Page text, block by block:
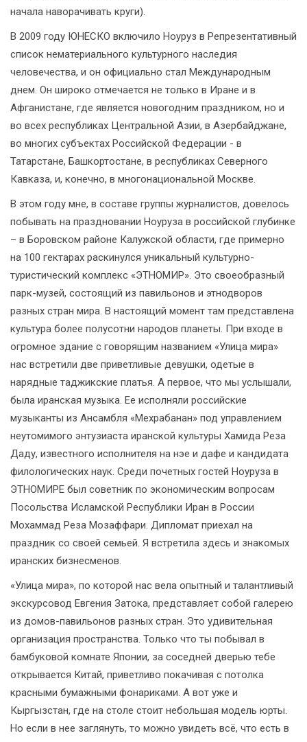
начала наворачивать круги).
В 2009 году ЮНЕСКО включило Ноуруз в Репрезентативный
список нематериального культурного наследия
человечества, и он официально стал Международным
днем. Он широко отмечается не только в Иране и в
Афганистане, где является новогодним праздником, но и
во всех республиках Центральной Азии, в Азербайджане,
во многих субъектах Российской Федерации - в
Татарстане, Башкортостане, в республиках Северного
Кавказа, и, конечно, в многонациональной Москве.
В этом году мне, в составе группы журналистов, довелось
побывать на праздновании Ноуруза в российской глубинке
– в Боровском районе Калужской области, где примерно
на 100 гектарах раскинулся уникальный культурно-
туристический комплекс «ЭТНОМИР». Это своеобразный
парк-музей, состоящий из павильонов и этнодворов
разных стран мира. В настоящий момент там представлена
культура более полусотни народов планеты. При входе в
огромное здание с говорящим названием «Улица мира»
нас встретили две приветливые девушки, одетые в
нарядные таджикские платья. А первое, что мы услышали,
была иранская музыка. Ее исполняли российские
музыканты из Ансамбля «Мехрабанан» под управлением
неутомимого энтузиаста иранской культуры Хамида Реза
Даду, известного исполнителя на нэе и дафе и кандидата
филологических наук. Среди почетных гостей Ноуруза в
ЭТНОМИРЕ был советник по экономическим вопросам
Посольства Исламской Республики Иран в России
Мохаммад Реза Мозаффари. Дипломат приехал на
праздник со своей семьей. Я встретила здесь и знакомых
иранских бизнесменов.
«Улица мира», по которой нас вела опытный и талантливый
экскурсовод Евгения Затока, представляет собой галерею
из домов-павильонов разных стран. Это удивительная
организация пространства. Только что ты побывал в
бамбуковой комнате Японии, за соседней дверью тебе
открывается Китай, приветливо покачивая с потолка
красными бумажными фонариками. А вот уже и
Кыргызстан, где на столе стоит небольшая модель юрты.
Но если в нее заглянуть, то можно увидеть всё, что есть в